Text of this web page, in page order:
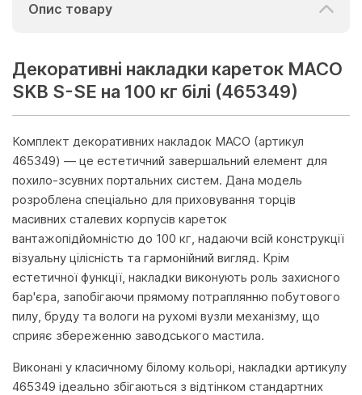
Опис товару
Декоративні накладки кареток МАСО
SKB S-SE на 100 кг білі (465349)
Комплект декоративних накладок MACO (артикул
465349) — це естетичний завершальний елемент для
похило-зсувних портальних систем. Дана модель
розроблена спеціально для приховування торців
масивних сталевих корпусів кареток
вантажопідйомністю до 100 кг, надаючи всій конструкції
візуальну цілісність та гармонійний вигляд. Крім
естетичної функції, накладки виконують роль захисного
бар'єра, запобігаючи прямому потраплянню побутового
пилу, бруду та вологи на рухомі вузли механізму, що
сприяє збереженню заводського мастила.
Виконані у класичному білому кольорі, накладки артикулу
465349 ідеально збігаються з відтінком стандартних